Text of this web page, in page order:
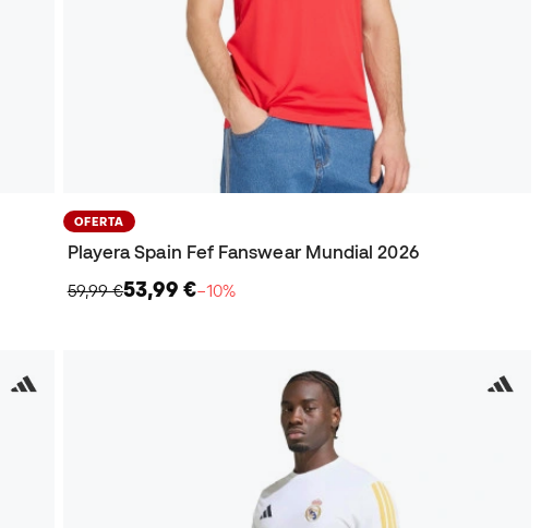
OFERTA
Playera Spain Fef Fanswear Mundial 2026
59,99 €53,99 €−10%